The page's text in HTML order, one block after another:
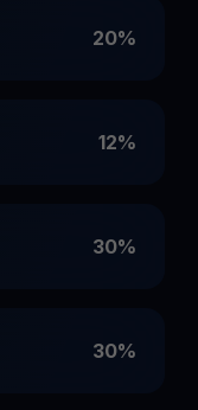
20%
12%
30%
30%